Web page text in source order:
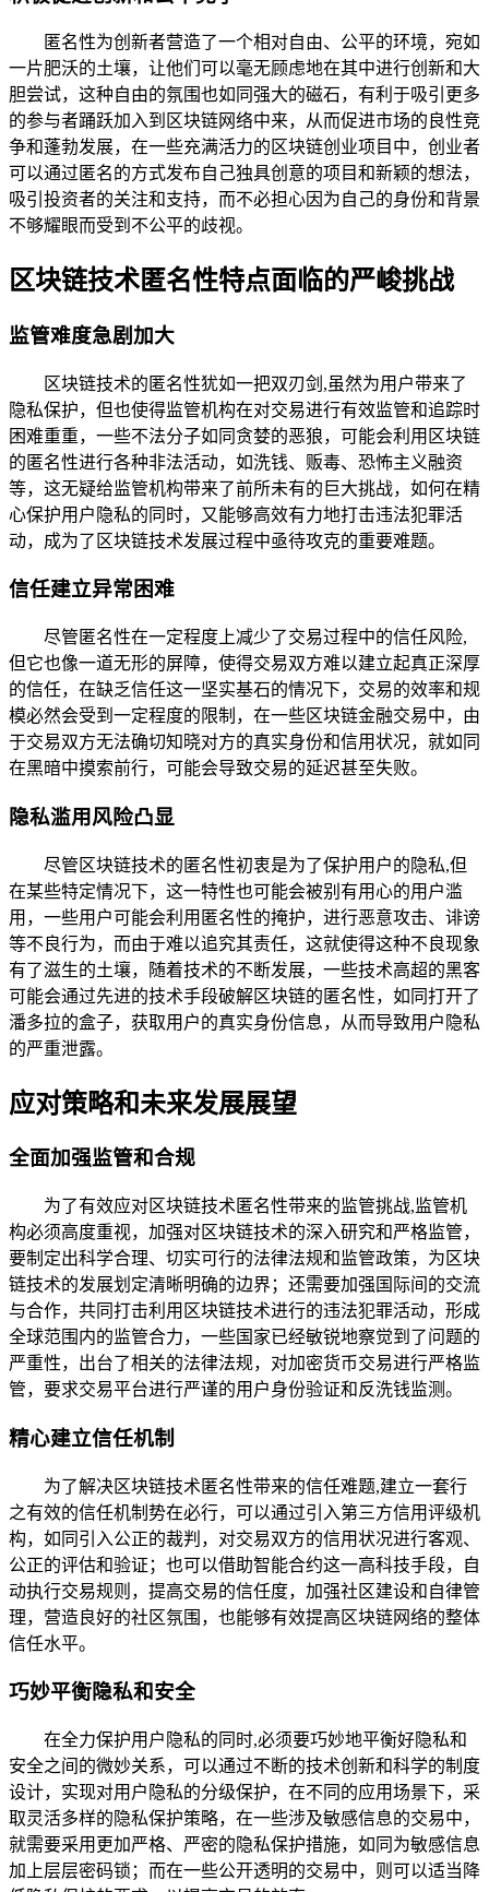
匿名性为创新者营造了一个相对自由、公平的环境，宛如
一片肥沃的土壤，让他们可以毫无顾虑地在其中进行创新和大
胆尝试，这种自由的氛围也如同强大的磁石，有利于吸引更多
的参与者踊跃加入到区块链网络中来，从而促进市场的良性竞
争和蓬勃发展，在一些充满活力的区块链创业项目中，创业者
可以通过匿名的方式发布自己独具创意的项目和新颖的想法，
吸引投资者的关注和支持，而不必担心因为自己的身份和背景
不够耀眼而受到不公平的歧视。
区块链技术匿名性特点面临的严峻挑战
监管难度急剧加大
区块链技术的匿名性犹如一把双刃剑,虽然为用户带来了
隐私保护，但也使得监管机构在对交易进行有效监管和追踪时
困难重重，一些不法分子如同贪婪的恶狼，可能会利用区块链
的匿名性进行各种非法活动，如洗钱、贩毒、恐怖主义融资
等，这无疑给监管机构带来了前所未有的巨大挑战，如何在精
心保护用户隐私的同时，又能够高效有力地打击违法犯罪活
动，成为了区块链技术发展过程中亟待攻克的重要难题。
信任建立异常困难
尽管匿名性在一定程度上减少了交易过程中的信任风险,
但它也像一道无形的屏障，使得交易双方难以建立起真正深厚
的信任，在缺乏信任这一坚实基石的情况下，交易的效率和规
模必然会受到一定程度的限制，在一些区块链金融交易中，由
于交易双方无法确切知晓对方的真实身份和信用状况，就如同
在黑暗中摸索前行，可能会导致交易的延迟甚至失败。
隐私滥用风险凸显
尽管区块链技术的匿名性初衷是为了保护用户的隐私,但
在某些特定情况下，这一特性也可能会被别有用心的用户滥
用，一些用户可能会利用匿名性的掩护，进行恶意攻击、诽谤
等不良行为，而由于难以追究其责任，这就使得这种不良现象
有了滋生的土壤，随着技术的不断发展，一些技术高超的黑客
可能会通过先进的技术手段破解区块链的匿名性，如同打开了
潘多拉的盒子，获取用户的真实身份信息，从而导致用户隐私
的严重泄露。
应对策略和未来发展展望
全面加强监管和合规
为了有效应对区块链技术匿名性带来的监管挑战,监管机
构必须高度重视，加强对区块链技术的深入研究和严格监管，
要制定出科学合理、切实可行的法律法规和监管政策，为区块
链技术的发展划定清晰明确的边界；还需要加强国际间的交流
与合作，共同打击利用区块链技术进行的违法犯罪活动，形成
全球范围内的监管合力，一些国家已经敏锐地察觉到了问题的
严重性，出台了相关的法律法规，对加密货币交易进行严格监
管，要求交易平台进行严谨的用户身份验证和反洗钱监测。
精心建立信任机制
为了解决区块链技术匿名性带来的信任难题,建立一套行
之有效的信任机制势在必行，可以通过引入第三方信用评级机
构，如同引入公正的裁判，对交易双方的信用状况进行客观、
公正的评估和验证；也可以借助智能合约这一高科技手段，自
动执行交易规则，提高交易的信任度，加强社区建设和自律管
理，营造良好的社区氛围，也能够有效提高区块链网络的整体
信任水平。
巧妙平衡隐私和安全
在全力保护用户隐私的同时,必须要巧妙地平衡好隐私和
安全之间的微妙关系，可以通过不断的技术创新和科学的制度
设计，实现对用户隐私的分级保护，在不同的应用场景下，采
取灵活多样的隐私保护策略，在一些涉及敏感信息的交易中，
就需要采用更加严格、严密的隐私保护措施，如同为敏感信息
加上层层密码锁；而在一些公开透明的交易中，则可以适当降